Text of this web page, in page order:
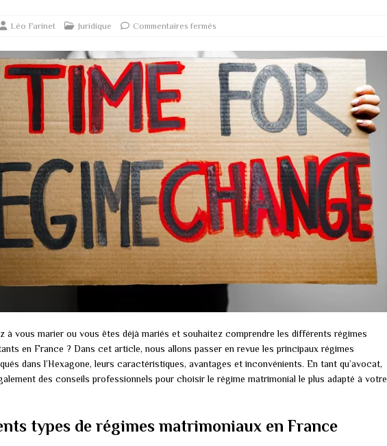
Léo Farinet Juridique Commentaires fermés
à vous marier ou vous êtes déjà mariés et souhaitez comprendre les différents régimes
en France ? Dans cet article, nous allons passer en revue les principaux régimes
dans l’Hexagone, leurs caractéristiques, avantages et inconvénients. En tant qu’avocat,
des conseils professionnels pour choisir le régime matrimonial le plus adapté à votre
types de régimes matrimoniaux en France